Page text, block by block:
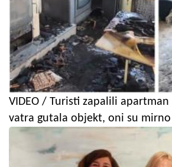
VIDEO / Turisti zapalili apartman
vatra gutala objekt, oni su